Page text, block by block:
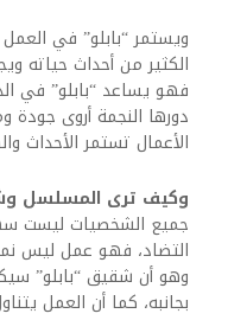
ويستمر “بابلو” في
الكثير من أحداث
فهو يساعد “بابلو” في
دورها النجمة أروى جودة
الأعمال تستمر الأحداث
وكيف ترى المسلسل
جميع الشخصيات ليست
التضاد، فهو عمل ليس
وهو أن شقيق “بابلو”
بجانبه، كما أن العمل